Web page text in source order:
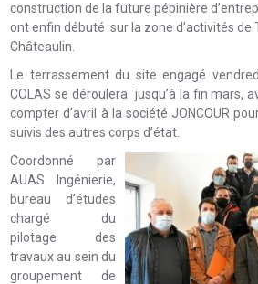
construction de la future pépinière
ont enfin débuté sur la zone d’activités de
Châteaulin.
Le terrassement du site engagé
COLAS se déroulera jusqu’à la fin mars,
compter d’avril à la société JONCOUR
suivis des autres corps d’état.
Coordonné par
AUAS Ingénierie,
bureau d’études
chargé du
pilotage des
travaux au sein du
groupement de